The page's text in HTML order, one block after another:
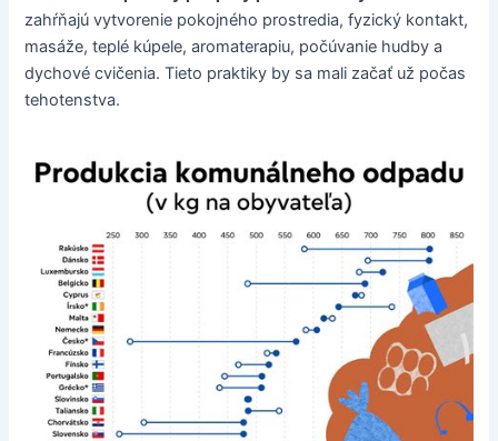
zahŕňajú vytvorenie pokojného prostredia, fyzický kontakt,
masáže, teplé kúpele, aromaterapiu, počúvanie hudby a
dychové cvičenia. Tieto praktiky by sa mali začať už počas
tehotenstva.